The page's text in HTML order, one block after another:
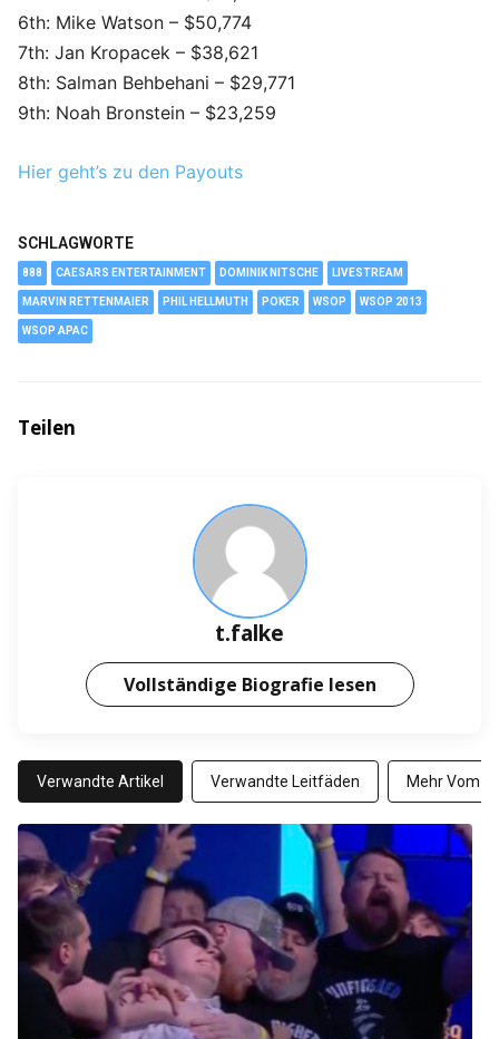
6th: Mike Watson – $50,774
7th: Jan Kropacek – $38,621
8th: Salman Behbehani – $29,771
9th: Noah Bronstein – $23,259
Hier geht’s zu den Payouts
SCHLAGWORTE
888 CAESARS ENTERTAINMENT DOMINIK NITSCHE LIVESTREAM
MARVIN RETTENMAIER PHIL HELLMUTH POKER WSOP WSOP 2013
WSOP APAC
Teilen
t.falke
Vollständige Biografie lesen
Verwandte Artikel Verwandte Leitfäden Mehr Vom